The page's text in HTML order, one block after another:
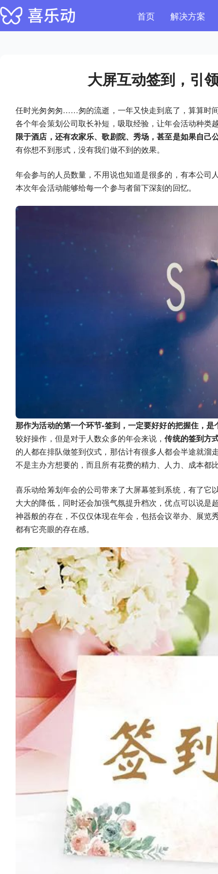
首页 解决方案
大屏互动签到，引
任时光匆匆匆……匆的流逝，一年又快走到底了，算算时
各个年会策划公司取长补短，吸取经验，让年会活动种类
限于酒店，还有农家乐、歌剧院、秀场，甚至是如果自己
有你想不到形式，没有我们做不到的效果。
年会参与的人员数量，不用说也知道是很多的，有本公
本次年会活动能够给每一个参与者留下深刻的回忆。
那作为活动的第一个环节-签到，一定要好好的把握住，
较好操作，但是对于人数众多的年会来说，传统的签到方
的人都在排队做签到仪式，那估计有很多人都会半途就
不是主办方想要的，而且所有花费的精力、人力、成本都
喜乐动给筹划年会的公司带来了大屏幕签到系统，有了
大大的降低，同时还会加强气氛提升档次，优点可以说
神器般的存在，不仅仅体现在年会，包括会议举办、展
都有它亮眼的存在感。